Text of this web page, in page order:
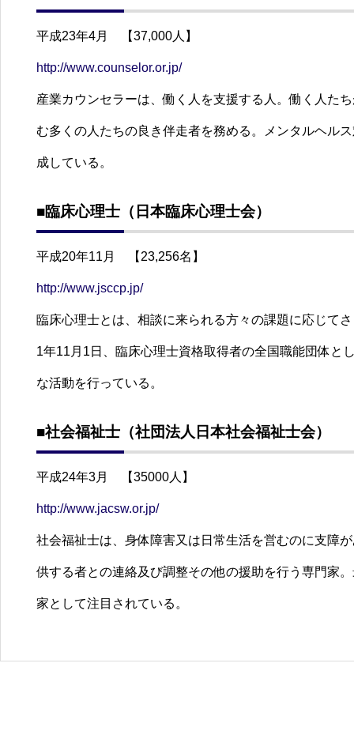
平成23年4月 【37,000人】
http://www.counselor.or.jp/
産業カウンセラーは、働く人を支援する人。働く人た
む多くの人たちの良き伴走者を務める。メンタルヘル
成している。
■臨床心理士（日本臨床心理士会）
平成20年11月 【23,256名】
http://www.jsccp.jp/
臨床心理士とは、相談に来られる方々の課題に応じて
1年11月1日、臨床心理士資格取得者の全国職能団体と
な活動を行っている。
■社会福祉士（社団法人日本社会福祉士会）
平成24年3月 【35000人】
http://www.jacsw.or.jp/
社会福祉士は、身体障害又は日常生活を営むのに支障
供する者との連絡及び調整その他の援助を行う専門家
家として注目されている。